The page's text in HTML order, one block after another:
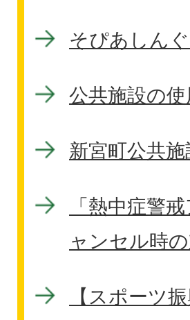
そぴあしん
公共施設の使
新宮町公共
「熱中症警
ャンセル時
【スポーツ